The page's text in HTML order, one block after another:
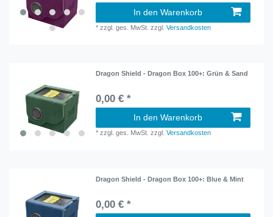
In den Warenkorb
*zzgl. ges. MwSt. zzgl.Versandkosten
Dragon Shield - Dragon Box 100+: Grün & Sand
0,00 € *
In den Warenkorb
*zzgl. ges. MwSt. zzgl.Versandkosten
Dragon Shield - Dragon Box 100+: Blue & Mint
0,00 € *